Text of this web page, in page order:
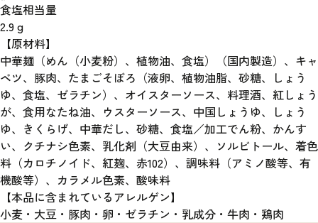
食塩相当量
2.9g
【原材料】
中華麺（めん（小麦粉）、植物油、食塩）（国内製造）、キャ
ベツ、豚肉、たまごそぼろ（液卵、植物油脂、砂糖、しょう
ゆ、食塩、ゼラチン）、オイスターソース、料理酒、紅しょう
が、食用なたね油、ウスターソース、中国しょうゆ、しょう
ゆ、きくらげ、中華だし、砂糖、食塩／加工でん粉、かんす
い、クチナシ色素、乳化剤（大豆由来）、ソルビトール、着色
料（カロチノイド、紅麹、赤102）、調味料（アミノ酸等、有
機酸等）、カラメル色素、酸味料
【本品に含まれているアレルゲン】
小麦・大豆・豚肉・卵・ゼラチン・乳成分・牛肉・鶏肉